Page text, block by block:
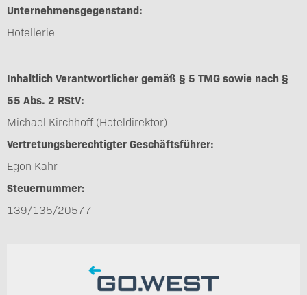
Unternehmens­gegenstand:
Hotellerie
Inhaltlich Verantwortlicher gemäß § 5 TMG sowie nach §
55 Abs. 2 RStV:
Michael Kirchhoff (Hoteldirektor)
Vertretungsberechtigter Geschäftsführer:
Egon Kahr
Steuernummer:
139/135/20577